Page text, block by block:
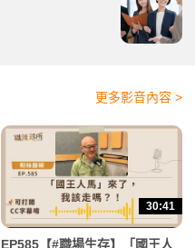
更多影音內容 >
30:41
EP585【#職場生存】「國王人